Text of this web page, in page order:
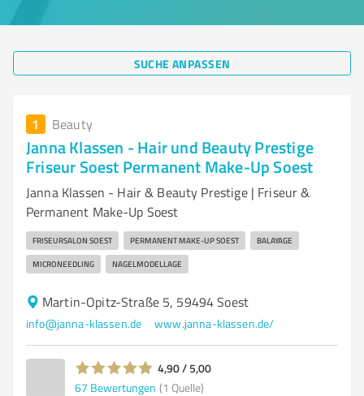
SUCHE ANPASSEN
1 Beauty
Janna Klassen - Hair und Beauty Prestige
Friseur Soest Permanent Make-Up Soest
Janna Klassen - Hair & Beauty Prestige | Friseur &
Permanent Make-Up Soest
FRISEURSALON SOEST PERMANENT MAKE-UP SOEST BALAYAGE
MICRONEEDLING NAGELMODELLAGE
Martin-Opitz-Straße 5, 59494 Soest
info@janna-klassen.de www.janna-klassen.de/
4,90 / 5,00
67 Bewertungen (1 Quelle)